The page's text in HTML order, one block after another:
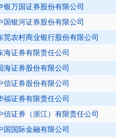
银万国证券股份有限公司
国银河证券股份有限公司
莞农村商业银行股份有限公司
海证券有限责任公司
海证券股份有限公司
信证券股份有限公司
福证券有限责任公司
信证券（浙江）有限责任公司
国国际金融有限公司